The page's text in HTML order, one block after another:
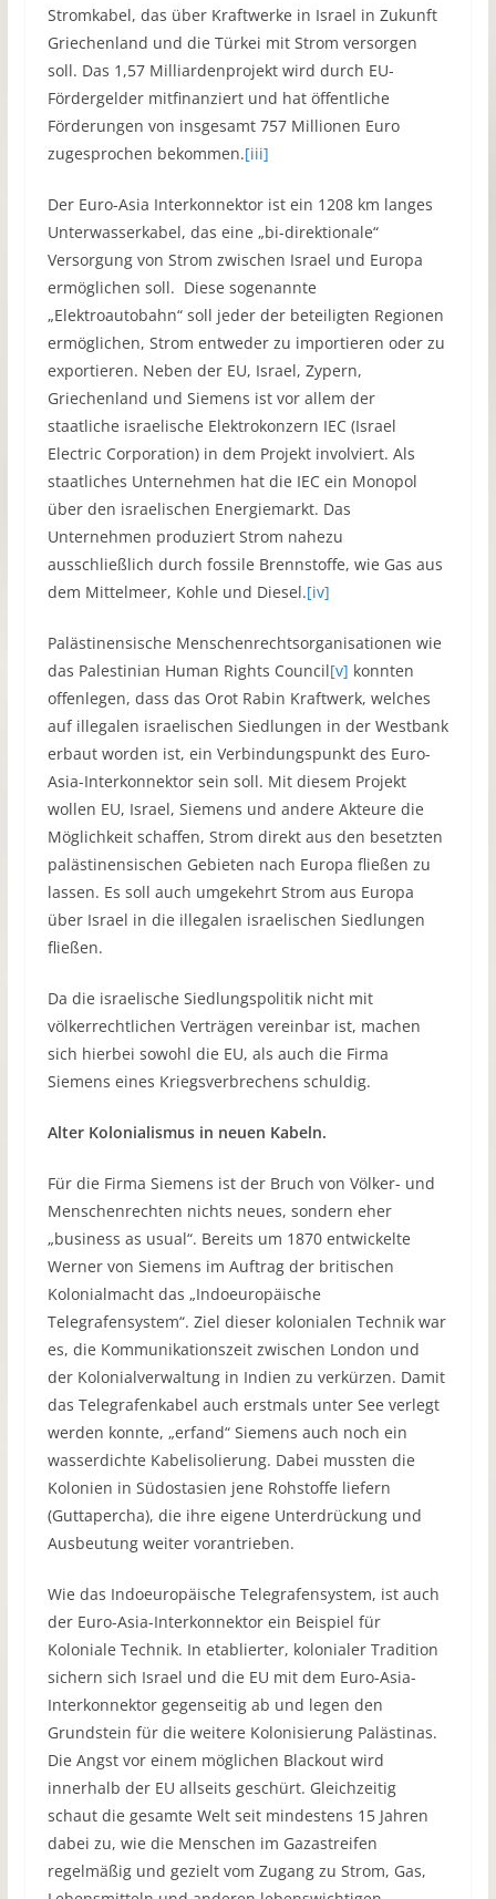
Stromkabel, das über Kraftwerke in Israel in Zukunft
Griechenland und die Türkei mit Strom versorgen
soll. Das 1,57 Milliardenprojekt wird durch EU-
Fördergelder mitfinanziert und hat öffentliche
Förderungen von insgesamt 757 Millionen Euro
zugesprochen bekommen.[iii]
Der Euro-Asia Interkonnektor ist ein 1208 km langes
Unterwasserkabel, das eine „bi-direktionale“
Versorgung von Strom zwischen Israel und Europa
ermöglichen soll. Diese sogenannte
„Elektroautobahn“ soll jeder der beteiligten Regionen
ermöglichen, Strom entweder zu importieren oder zu
exportieren. Neben der EU, Israel, Zypern,
Griechenland und Siemens ist vor allem der
staatliche israelische Elektrokonzern IEC (Israel
Electric Corporation) in dem Projekt involviert. Als
staatliches Unternehmen hat die IEC ein Monopol
über den israelischen Energiemarkt. Das
Unternehmen produziert Strom nahezu
ausschließlich durch fossile Brennstoffe, wie Gas aus
dem Mittelmeer, Kohle und Diesel.[iv]
Palästinensische Menschenrechtsorganisationen wie
das Palestinian Human Rights Council[v] konnten
offenlegen, dass das Orot Rabin Kraftwerk, welches
auf illegalen israelischen Siedlungen in der Westbank
erbaut worden ist, ein Verbindungspunkt des Euro-
Asia-Interkonnektor sein soll. Mit diesem Projekt
wollen EU, Israel, Siemens und andere Akteure die
Möglichkeit schaffen, Strom direkt aus den besetzten
palästinensischen Gebieten nach Europa fließen zu
lassen. Es soll auch umgekehrt Strom aus Europa
über Israel in die illegalen israelischen Siedlungen
fließen.
Da die israelische Siedlungspolitik nicht mit
völkerrechtlichen Verträgen vereinbar ist, machen
sich hierbei sowohl die EU, als auch die Firma
Siemens eines Kriegsverbrechens schuldig.
Alter Kolonialismus in neuen Kabeln.
Für die Firma Siemens ist der Bruch von Völker- und
Menschenrechten nichts neues, sondern eher
„business as usual“. Bereits um 1870 entwickelte
Werner von Siemens im Auftrag der britischen
Kolonialmacht das „Indoeuropäische
Telegrafensystem“. Ziel dieser kolonialen Technik war
es, die Kommunikationszeit zwischen London und
der Kolonialverwaltung in Indien zu verkürzen. Damit
das Telegrafenkabel auch erstmals unter See verlegt
werden konnte, „erfand“ Siemens auch noch ein
wasserdichte Kabelisolierung. Dabei mussten die
Kolonien in Südostasien jene Rohstoffe liefern
(Guttapercha), die ihre eigene Unterdrückung und
Ausbeutung weiter vorantrieben.
Wie das Indoeuropäische Telegrafensystem, ist auch
der Euro-Asia-Interkonnektor ein Beispiel für
Koloniale Technik. In etablierter, kolonialer Tradition
sichern sich Israel und die EU mit dem Euro-Asia-
Interkonnektor gegenseitig ab und legen den
Grundstein für die weitere Kolonisierung Palästinas.
Die Angst vor einem möglichen Blackout wird
innerhalb der EU allseits geschürt. Gleichzeitig
schaut die gesamte Welt seit mindestens 15 Jahren
dabei zu, wie die Menschen im Gazastreifen
regelmäßig und gezielt vom Zugang zu Strom, Gas,